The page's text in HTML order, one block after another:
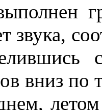
звука,
вниз по